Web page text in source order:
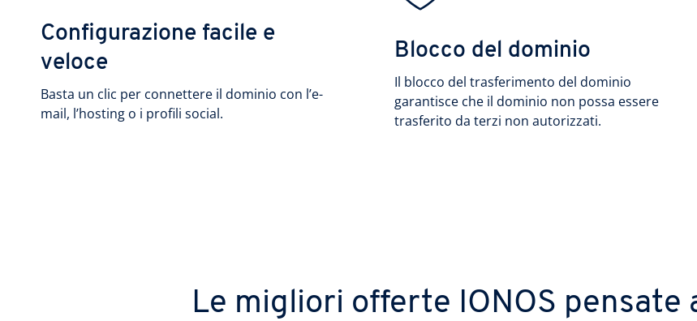
Configurazione facile e
veloce
Basta un clic per connettere il dominio con l’e-
mail, l’hosting o i profili social.
Blocco del dominio
Il blocco del trasferimento del dominio
garantisce che il dominio non possa essere
trasferito da terzi non autorizzati.
Le migliori offerte IONOS pensate